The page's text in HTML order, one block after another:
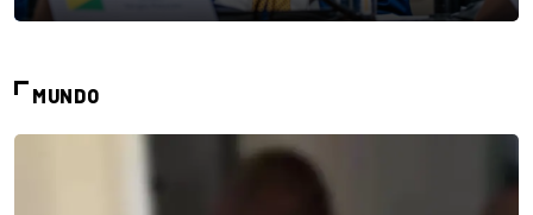
MUNDO